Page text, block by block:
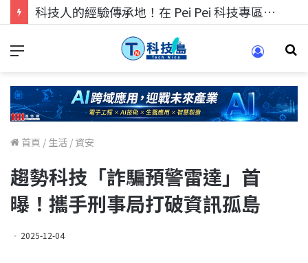
科技人的經驗傳承地！在 Pei Pei 科技專區，與學弟妹交流最硬核的技術
首頁 / 生活 / 資安
趨勢科技「詐騙預警雷達」首
曝！攜手刑事局打破資訊孤島
2025-12-04